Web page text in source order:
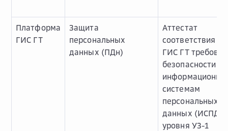
Платформа
ГИС ГТ
Защита
персональных
данных (ПДн)
Аттестат
соответствия
ГИС ГТ
безопасности к
системам
персональных
данных (ИСПДн)
уровня УЗ-1